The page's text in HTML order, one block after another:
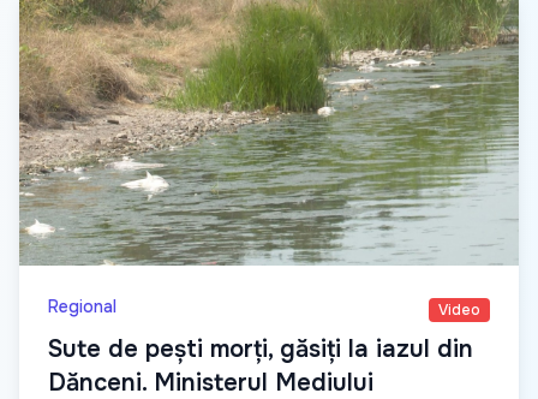
Regional Video
Sute de pești morți, găsiți la iazul din
Dănceni. Ministerul Mediului